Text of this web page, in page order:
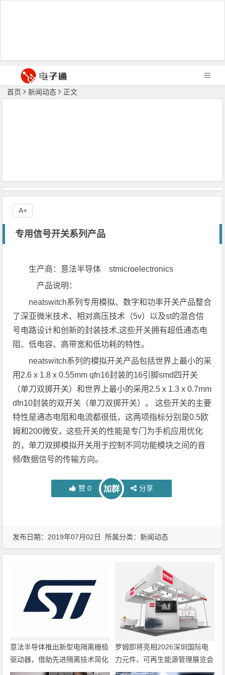
首页 新闻动态 正文
专用信号开关系列产品
生产商：意法半导体 stmicroelectronics
产品说明：
neatswitch系列专用模拟、数字和功率开关产品整合
了深亚微米技术、相对高压技术（5v）以及st的混合信
号电路设计和创新的封装技术,这些开关拥有超低通态电
阻、低电容、高带宽和低功耗的特性。
neatswitch系列的模拟开关产品包括世界上最小的采
用2.6 x 1.8 x 0.55mm qfn16封装的16引脚smd四开关
（单刀双掷开关）和世界上最小的采用2.5 x 1.3 x 0.7mm
dfn10封装的双开关（单刀双掷开关）。 这些开关的主要
特性是通态电阻和电流都很低，这两项指标分别是0.5欧
姆和200微安，这些开关的性能是专门为手机应用优化
的，单刀双掷模拟开关用于控制不同功能模块之间的音
频/数据信号的传输方向。
赞 0 加群 分享
A+
发布日期：2019年07月02日 所属分类：新闻动态
意法半导体推出新型电隔离栅极
驱动器，借助先进隔离技术简化
电源设计
罗姆即将亮相2026深圳国际电
力元件、可再生能源管理展览会
暨研讨会